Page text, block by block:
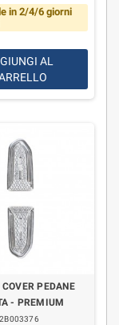
in 2/4/6 giorni
AL
PEDANE
- PREMIUM
2B003376